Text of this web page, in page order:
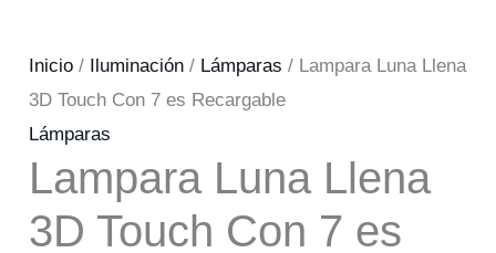
Inicio / Iluminación / Lámparas / Lampara Luna Llena
3D Touch Con 7 es Recargable
Lámparas
Lampara Luna Llena
3D Touch Con 7 es